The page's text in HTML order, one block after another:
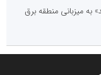
میزبانی منطقه برق